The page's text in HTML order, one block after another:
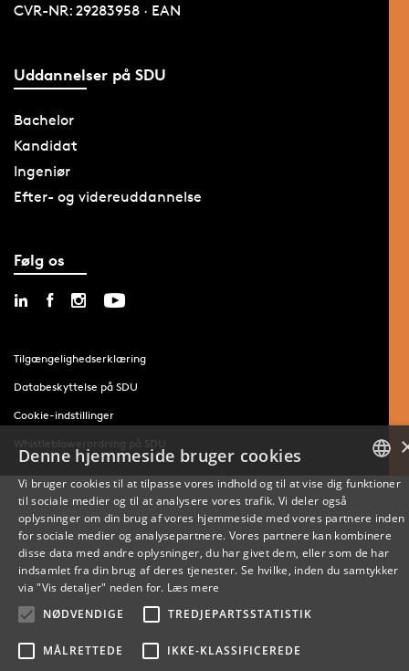
CVR-NR: 29283958 · EAN
Uddannelser på SDU
Bachelor
Kandidat
Ingeniør
Efter- og videreuddannelse
Følg os
Tilgængelighedserklæring
Databeskyttelse på SDU
Cookie-indstillinger
Whistleblowerordning på SDU
ENGLISH
Denne hjemmeside bruger cookies
Vi bruger cookies til at tilpasse vores indhold og til at vise dig funktioner
til sociale medier og til at analysere vores trafik. Vi deler også
oplysninger om din brug af vores hjemmeside med vores partnere inden
for sociale medier og analysepartnere. Vores partnere kan kombinere
disse data med andre oplysninger, du har givet dem, eller som de har
indsamlet fra din brug af deres tjenester. Se hvilke, inden du samtykker
via "Vis detaljer" neden for. Læs mere
NØDVENDIGE
TREDJEPARTSSTATISTIK
MÅLRETTEDE IKKE-KLASSIFICEREDE